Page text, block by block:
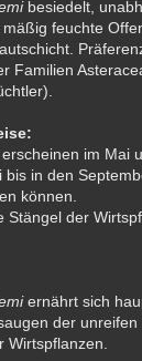
besiedelt,
feuchte
Familien
im Mai
in den
können.
Stängel der
ernährt sich
der unreifen
Wirtspflanzen.